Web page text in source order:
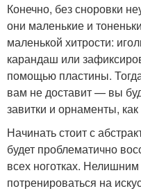
Конечно, без сноровки
они маленькие и
маленькой хитрости:
карандаш или
помощью пластины.
вам не доставит — вы
завитки и орнаменты,
Начинать стоит с
будет проблематично
всех ноготках.
потренироваться на